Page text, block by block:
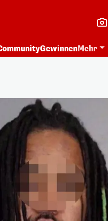
GewinnenMehr